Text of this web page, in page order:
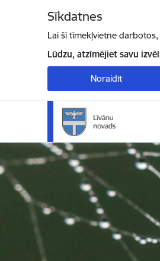
Sīkdatnes
Lai šī tīmekļvietne
Lūdzu, atzīmējiet savu
Noraidīt
Līvānu novada pašvaldība